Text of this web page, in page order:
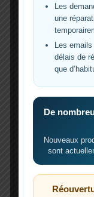
Sans eau
Avec l’eau
passer ON.
Calibrage
À faire si la
Les
une
Les
délais de
que
De
Nouveaux
sont